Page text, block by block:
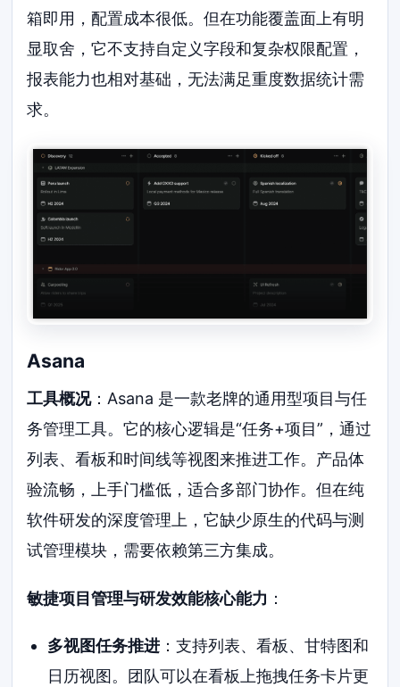
箱即用，配置成本很低。但在功能覆盖面上有明
显取舍，它不支持自定义字段和复杂权限配置，
报表能力也相对基础，无法满足重度数据统计需
求。
Asana
工具概况：Asana 是一款老牌的通用型项目与任
务管理工具。它的核心逻辑是“任务+项目”，通过
列表、看板和时间线等视图来推进工作。产品体
验流畅，上手门槛低，适合多部门协作。但在纯
软件研发的深度管理上，它缺少原生的代码与测
试管理模块，需要依赖第三方集成。
敏捷项目管理与研发效能核心能力 ：
多视图任务推进：支持列表、看板、甘特图和
日历视图。团队可以在看板上拖拽任务卡片更